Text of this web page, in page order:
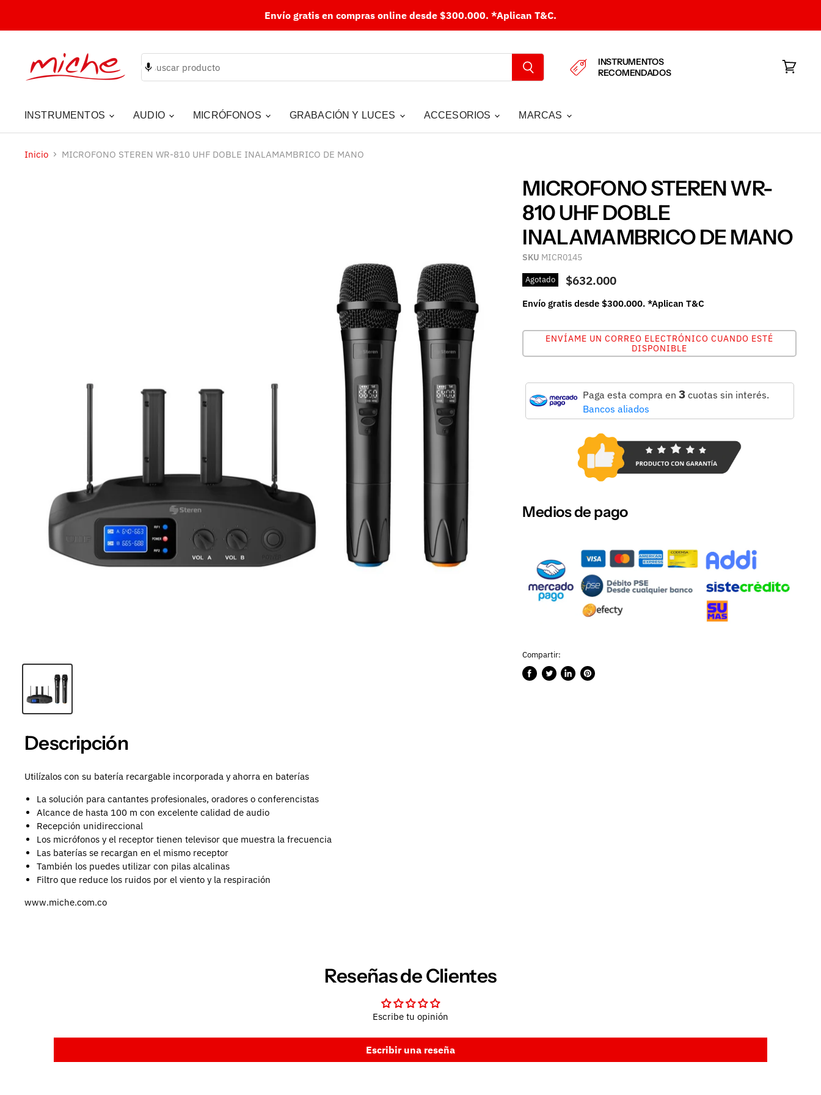
Envío gratis en compras online desde $300.000. *Aplican T&C.
INSTRUMENTOS
RECOMENDADOS
INSTRUMENTOS AUDIO MICRÓFONOS GRABACIÓN Y LUCES ACCESORIOS MARCAS
Inicio MICROFONO STEREN WR-810 UHF DOBLE INALAMAMBRICO DE MANO
MICROFONO STEREN WR-
810 UHF DOBLE
INALAMAMBRICO DE MANO
SKU MICR0145
Agotado $632.000
Envío gratis desde $300.000. *Aplican T&C
ENVÍAME UN CORREO ELECTRÓNICO CUANDO ESTÉ
DISPONIBLE
Paga esta compra en 3cuotas sin interés.
Bancos aliados
Medios de pago
Compartir:
CompartirPublicarCompartirGuardar
Descripción
Utilízalos con su batería recargable incorporada y ahorra en baterías
La solución para cantantes profesionales, oradores o conferencistas
Alcance de hasta 100 m con excelente calidad de audio
Recepción unidireccional
Los micrófonos y el receptor tienen televisor que muestra la frecuencia
Las baterías se recargan en el mismo receptor
También los puedes utilizar con pilas alcalinas
Filtro que reduce los ruidos por el viento y la respiración
www.miche.com.co
Reseñas de Clientes
Escribe tu opinión
Escribir una reseña